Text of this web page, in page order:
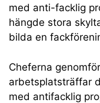
med anti-facklig
hängde stora
bilda en
Cheferna
arbetsplatsträffar
med antifacklig